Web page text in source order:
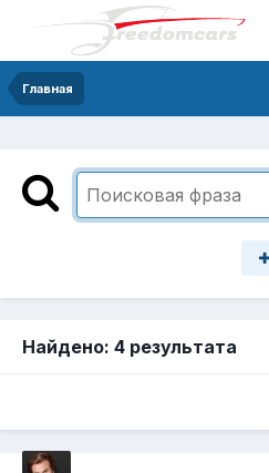
Главная
Найдено: 4 результата